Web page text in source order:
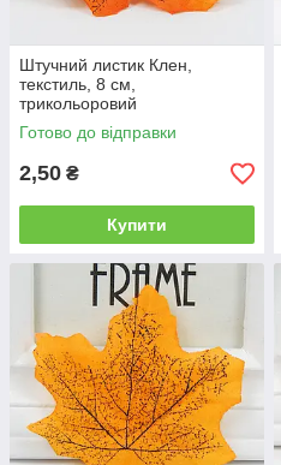
Штучний листик Клен,
текстиль, 8 см,
трикольоровий
Готово до відправки
2,50 ₴
Купити